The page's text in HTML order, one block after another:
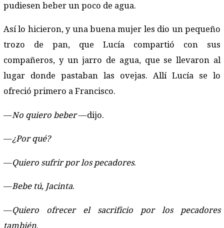
pudiesen beber un poco de agua.
Así lo hicieron, y una buena mujer les dio un pequeño
trozo de pan, que Lucía compartió con sus
compañeros, y un jarro de agua, que se llevaron al
lugar donde pastaban las ovejas. Allí Lucía se lo
ofreció primero a Francisco.
—No quiero beber—dijo.
—¿Por qué?
—Quiero sufrir por los pecadores.
—Bebe tú, Jacinta.
—Quiero ofrecer el sacrificio por los pecadores
también.